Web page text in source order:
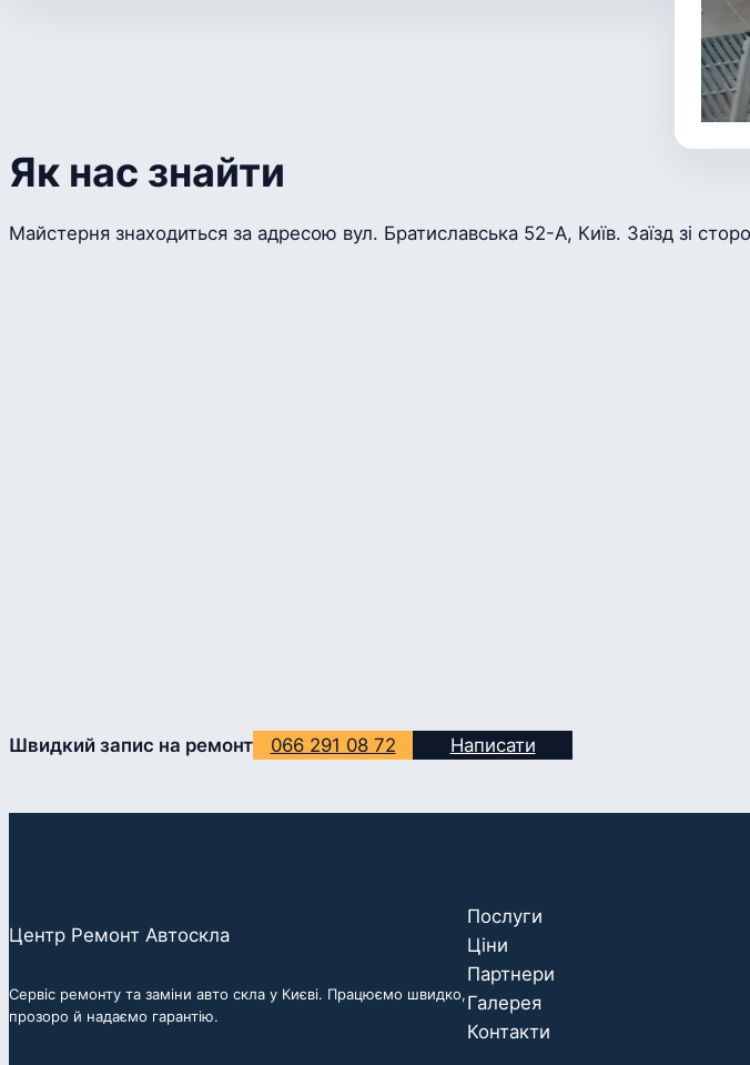
Як нас знайти
Майстерня знаходиться за адресою вул. Братиславська 52-А, Київ. Заїзд зі
Швидкий запис на ремонт 066 291 08 72 Написати
Центр Ремонт Автоскла
Сервіс ремонту та заміни авто скла у Києві. Працюємо швидко,
прозоро й надаємо гарантію.
Послуги
Ціни
Партнери
Галерея
Контакти